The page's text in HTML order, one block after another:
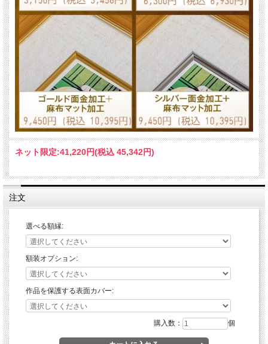
ネット限定:41,220円(税込 45,342円)
注文
選べる額縁:
額装オプション:
作品を保護する表面カバー:
購入数： 個